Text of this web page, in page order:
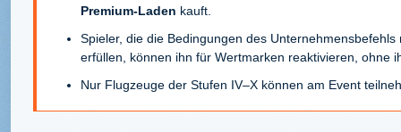
Premium-Laden kauft.
Spieler, die die Bedingungen des
erfüllen, können ihn für Wertmarken reaktivieren, ohne
Nur Flugzeuge der Stufen IV–X können am Event